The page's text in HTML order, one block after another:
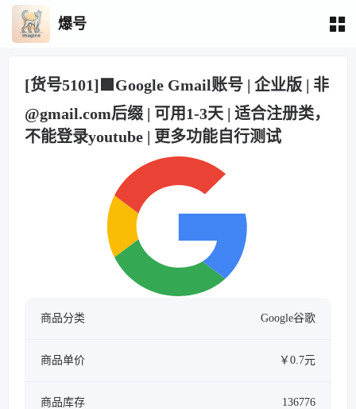
爆号
[货号5101]🟩Google Gmail账号 | 企业版 | 非
@gmail.com后缀 | 可用1-3天 | 适合注册类，
不能登录youtube | 更多功能自行测试
商品分类 Google谷歌
商品单价 ￥0.7元
商品库存 136776